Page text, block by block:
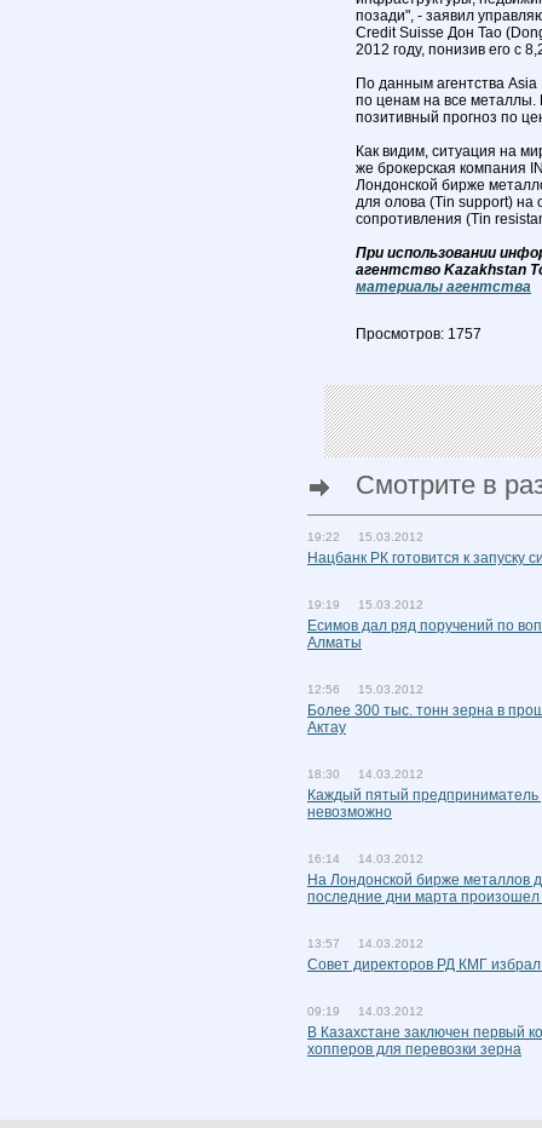
позади", - заявил
Credit Suisse Дон Тао
2012 году, понизив его с
По данным агентства
по ценам на все металлы.
позитивный прогноз по
Как видим, ситуация на
же брокерская компания
Лондонской бирже
для олова (Tin support) на
сопротивления (Tin
При использовании
агентство Kazakhstan
материалы агентства
Просмотров: 1757
Смотрите в
19:22 15.03.2012
Нацбанк РК готовится к запуску
19:19 15.03.2012
Есимов дал ряд поручений по
Алматы
12:56 15.03.2012
Более 300 тыс. тонн зерна в
Актау
18:30 14.03.2012
Каждый пятый предприниматель
невозможно
16:14 14.03.2012
На Лондонской бирже металлов
последние дни марта произошел
13:57 14.03.2012
Совет директоров РД КМГ
09:19 14.03.2012
В Казахстане заключен первый
хопперов для перевозки зерна